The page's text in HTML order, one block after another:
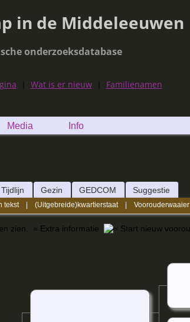
in de Middeleeuwen
onderzoeksdatabase
Wat is er nieuw| Familienamen
Media Info
Tijdlijn Gezin GEDCOM Suggestie
tekst|(Uitgebreide)kwartierstaat|Voorouderwaaier
zien. = Extra informatie